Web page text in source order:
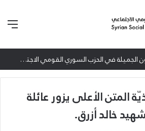
عمدة الثقافة والفنون الجميلة في الحزب السوري القومي الاجتماعي تعلن نتائج الدورة الخامسة من جائزة أنطون سعاده الأدبية
المتن الأعلى يزور عائلة
خالد أزرق.